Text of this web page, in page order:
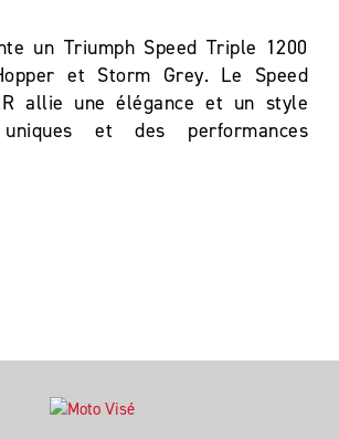
un Triumph Speed Triple 1200
et Storm Grey. Le Speed
allie une élégance et un style
uniques et des performances